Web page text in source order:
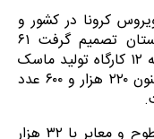
کرونا در کشور و
استان خوزستان، ستاد عتبات عالیات استان تصمیم گرفت ۶۱
موکب با ۷۱۰ خدمه برپا گردید، ضمن اینکه ۱۲ کارگاه تولید ماسک
و البسه بهداشتی نیز راه اندازی شد و تاکنون ۲۲۰ هزار و ۶۰۰ عدد
این مقام مسئول بیان کرد: ضد عفونی سطوح و معابر با ۳۲ هزار